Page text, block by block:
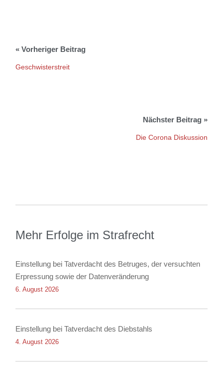
Geschwisterstreit
Die Corona Diskussion
Mehr Erfolge im Strafrecht
Einstellung bei Tatverdacht des Betruges, der versuchten
Erpressung sowie der Datenveränderung
6. August 2026
Einstellung bei Tatverdacht des Diebstahls
4. August 2026